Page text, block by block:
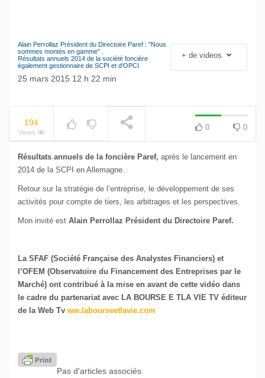
NOW PLAYING
Le séisme industriel
Volkswagen
Alain Perrollaz Président du Directoire Paref : "Nous
sommes montés en gamme" .
Résultats annuels 2014 de la société foncière
également gestionnaire de SCPI et d'OPCI
25 mars 2015 12 h 22 min
+ de videos
194
Views
0 0
Résultats annuels de la foncière Paref, après le lancement en
2014 de la SCPI en Allemagne.
Retour sur la stratégie de l’entreprise, le développement de ses
activités pour compte de tiers, les arbitrages et les perspectives.
Mon invité est Alain Perrollaz Président du Directoire Paref.
La SFAF (Société Française des Analystes Financiers) et
l’OFEM (Observatoire du Financement des Entreprises par le
Marché) ont contribué à la mise en avant de cette vidéo dans
le cadre du partenariat avec LA BOURSE E TLA VIE TV éditeur
de la Web Tv ww.labourseetlavie.com
Pas d'articles associés.